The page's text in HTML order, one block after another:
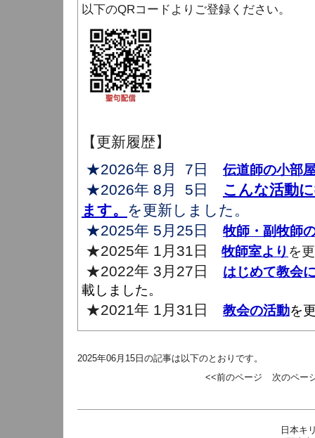
以下のQRコードよりご登録ください。
【更新履歴】
★2026年 8月 7日 伝道師の小部
★2026年 8月 5日 こんな活動
ます。 を更新しました。
★2025年 5月25日 牧師・副牧師
★2025年 1月31日 牧師室より を
★2022年 3月27日
はじめて教会
載しました。
★2021年 1月31日 教会の活動を
2025年06月15日の記事は以下のとおりです。
<<前のページ
次のペー
日本キ